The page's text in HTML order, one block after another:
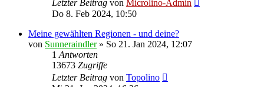
Letzter Beitrag von Microlino-Admin
Do 8. Feb 2024, 10:50
Meine gewählten Regionen - und deine?
von Sunneraindler» So 21. Jan 2024, 12:07
1 Antworten
13673 Zugriffe
Letzter Beitrag von Topolino